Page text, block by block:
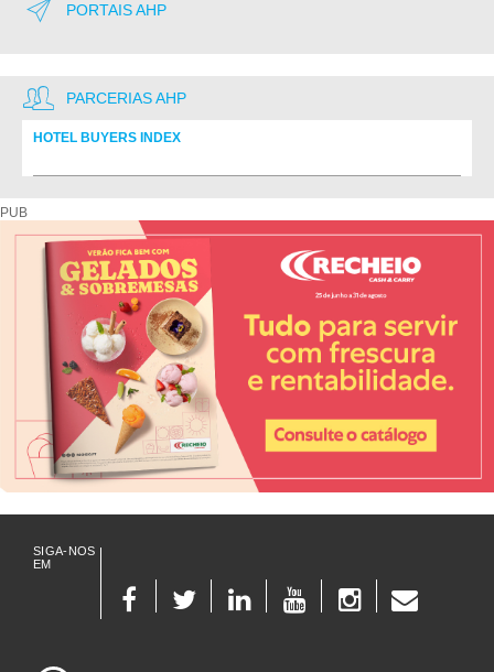
PORTAIS AHP
PARCERIAS AHP
HOTEL BUYERS INDEX
PUB
SIGA-NOS
EM